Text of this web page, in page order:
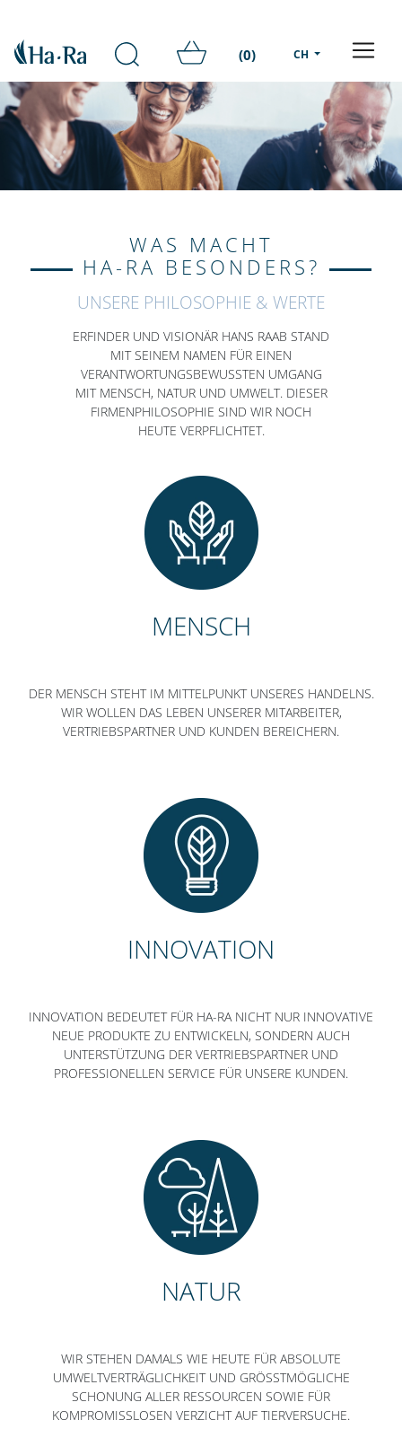
(0) CH
WAS MACHT
HA-RA BESONDERS?
UNSERE PHILOSOPHIE & WERTE
ERFINDER UND VISIONÄR HANS RAAB STAND
MIT SEINEM NAMEN FÜR EINEN
VERANTWORTUNGSBEWUSSTEN UMGANG
MIT MENSCH, NATUR UND UMWELT. DIESER
FIRMENPHILOSOPHIE SIND WIR NOCH
HEUTE VERPFLICHTET.
MENSCH
DER MENSCH STEHT IM MITTELPUNKT UNSERES HANDELNS.
WIR WOLLEN DAS LEBEN UNSERER MITARBEITER,
VERTRIEBSPARTNER UND KUNDEN BEREICHERN.
INNOVATION
INNOVATION BEDEUTET FÜR HA-RA NICHT NUR INNOVATIVE
NEUE PRODUKTE ZU ENTWICKELN, SONDERN AUCH
UNTERSTÜTZUNG DER VERTRIEBSPARTNER UND
PROFESSIONELLEN SERVICE FÜR UNSERE KUNDEN.
NATUR
WIR STEHEN DAMALS WIE HEUTE FÜR ABSOLUTE
UMWELTVERTRÄGLICHKEIT UND GRÖSSTMÖGLICHE S
CHONUNG ALLER RESSOURCEN SOWIE FÜR K
OMPROMISSLOSEN VERZICHT AUF TIERVERSUCHE.